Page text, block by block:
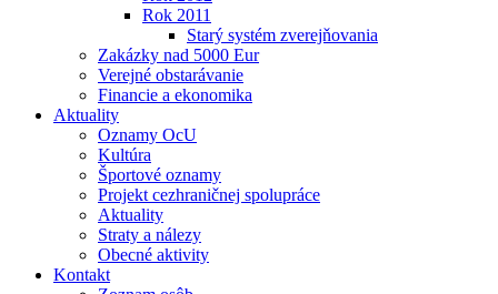
Rok 2011
Starý systém zverejňovania
Zakázky nad 5000 Eur
Verejné obstarávanie
Financie a ekonomika
Aktuality
Oznamy OcU
Kultúra
Športové oznamy
Projekt cezhraničnej spolupráce
Aktuality
Straty a nálezy
Obecné aktivity
Kontakt